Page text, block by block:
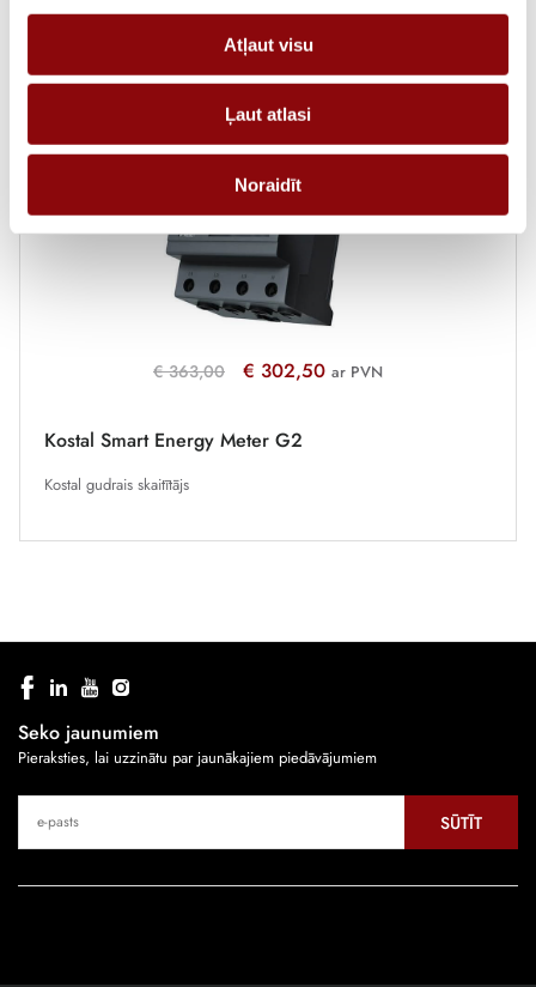
Atļaut visu
Ļaut atlasi
Noraidīt
Saistītie produkti
€363,00 € 302,50 ar PVN
Kostal Smart Energy Meter G2
Kostal gudrais skaitītājs
Seko jaunumiem
Pieraksties, lai uzzinātu par jaunākajiem piedāvājumiem
SŪTĪT